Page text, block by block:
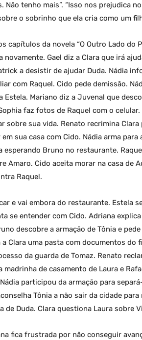
Não tenho mais”. “Isso nos prejudica
o sobrinho que ela cria como um
capítulos da novela “O Outro Lado do
novamente. Gael diz a Clara que irá
a desistir de ajudar Duda. Nádia
com Raquel. Cido pede demissão.
Estela. Mariano diz a Juvenal que
faz fotos de Raquel com o
sobre sua vida. Renato recrimina Clara
sua casa com Cido. Nádia arma
esperando Bruno no restaurante.
Amaro. Cido aceita morar na casa de
Raquel.
e vai embora do restaurante. Estela
se entender com Cido. Adriana
descobre a armação de Tônia e
Clara uma pasta com documentos do
da guarda de Tomaz. Renato
madrinha de casamento de Laura e
participou da armação para
Tônia a não sair da cidade
de Duda. Clara questiona Laura sobre
fica frustrada por não conseguir